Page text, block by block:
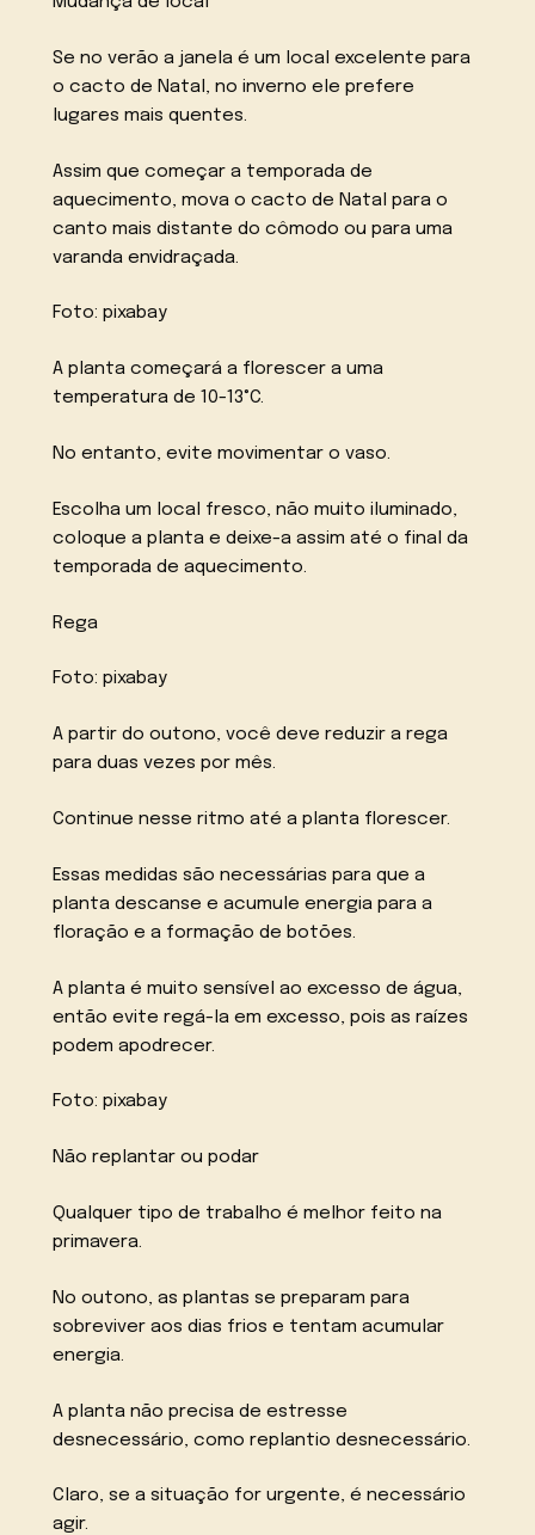
Se no verão a janela é um local excelente para
o cacto de Natal, no inverno ele prefere
lugares mais quentes.
Assim que começar a temporada de
aquecimento, mova o cacto de Natal para o
canto mais distante do cômodo ou para uma
varanda envidraçada.
Foto: pixabay
A planta começará a florescer a uma
temperatura de 10-13°C.
No entanto, evite movimentar o vaso.
Escolha um local fresco, não muito iluminado,
coloque a planta e deixe-a assim até o final da
temporada de aquecimento.
Rega
Foto: pixabay
A partir do outono, você deve reduzir a rega
para duas vezes por mês.
Continue nesse ritmo até a planta florescer.
Essas medidas são necessárias para que a
planta descanse e acumule energia para a
floração e a formação de botões.
A planta é muito sensível ao excesso de água,
então evite regá-la em excesso, pois as raízes
podem apodrecer.
Foto: pixabay
Não replantar ou podar
Qualquer tipo de trabalho é melhor feito na
primavera.
No outono, as plantas se preparam para
sobreviver aos dias frios e tentam acumular
energia.
A planta não precisa de estresse
desnecessário, como replantio desnecessário.
Claro, se a situação for urgente, é necessário
agir.